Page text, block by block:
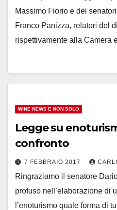
Massimo Fiorio e dei
Franco Panizza, relatori del
rispettivamente alla Camera
WINE NEWS E NON SOLO
Legge su
confronto
7 FEBBRAIO 2017
Ringraziamo il senatore
profuso nell’elaborazione di
l’enoturismo quale forma di